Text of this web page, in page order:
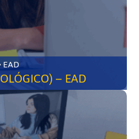
MG • Tecnológico • EAD
– EAD